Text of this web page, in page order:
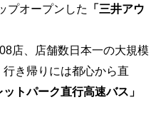
プオープンした
「三井アウ
店、店舗数日本一の大規模
き帰りには都心から直
ットパーク直行高速バス」